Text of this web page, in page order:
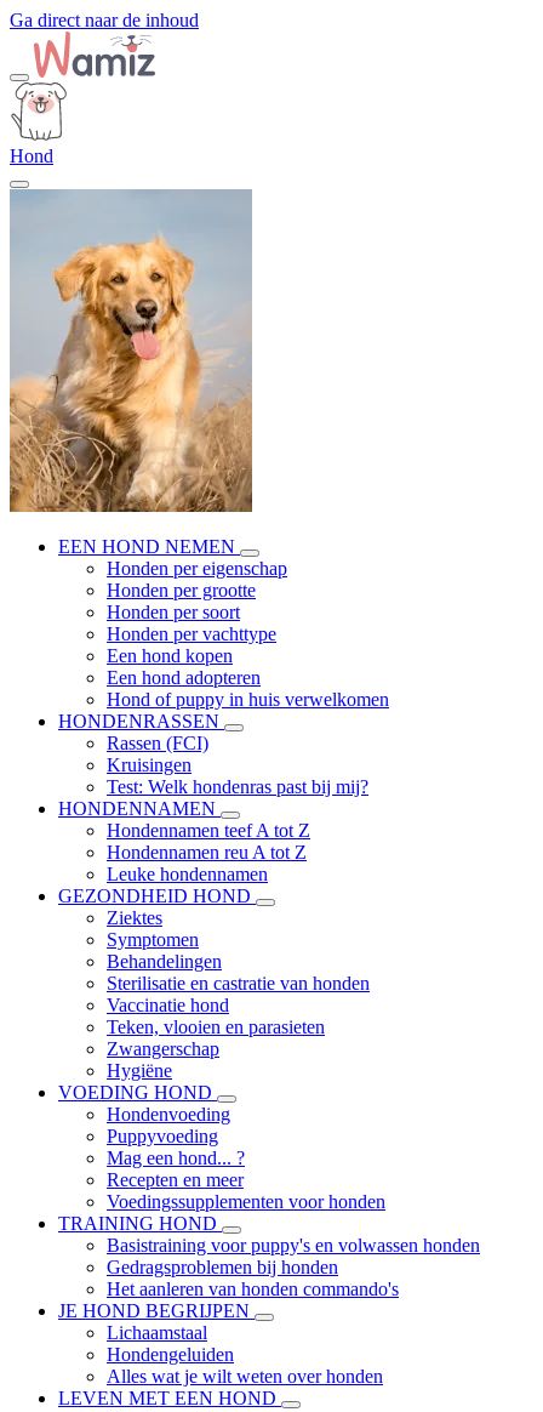
Ga direct naar de inhoud
Hond
EEN HOND NEMEN
Honden per eigenschap
Honden per grootte
Honden per soort
Honden per vachttype
Een hond kopen
Een hond adopteren
Hond of puppy in huis verwelkomen
HONDENRASSEN
Rassen (FCI)
Kruisingen
Test: Welk hondenras past bij mij?
HONDENNAMEN
Hondennamen teef A tot Z
Hondennamen reu A tot Z
Leuke hondennamen
GEZONDHEID HOND
Ziektes
Symptomen
Behandelingen
Sterilisatie en castratie van honden
Vaccinatie hond
Teken, vlooien en parasieten
Zwangerschap
Hygiëne
VOEDING HOND
Hondenvoeding
Puppyvoeding
Mag een hond... ?
Recepten en meer
Voedingssupplementen voor honden
TRAINING HOND
Basistraining voor puppy's en volwassen honden
Gedragsproblemen bij honden
Het aanleren van honden commando's
JE HOND BEGRIJPEN
Lichaamstaal
Hondengeluiden
Alles wat je wilt weten over honden
LEVEN MET EEN HOND